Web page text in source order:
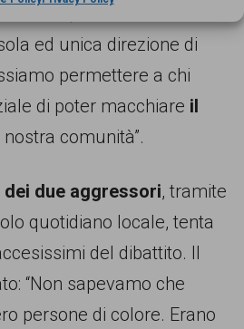
ed unica direzione di
permettere a chi
di poter macchiare il
comunità”.
dei due aggressori, tramite
quotidiano locale, tenta
del dibattito. Il
“Non sapevamo che
persone di colore. Erano